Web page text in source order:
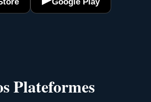
Google Play
Plateformes